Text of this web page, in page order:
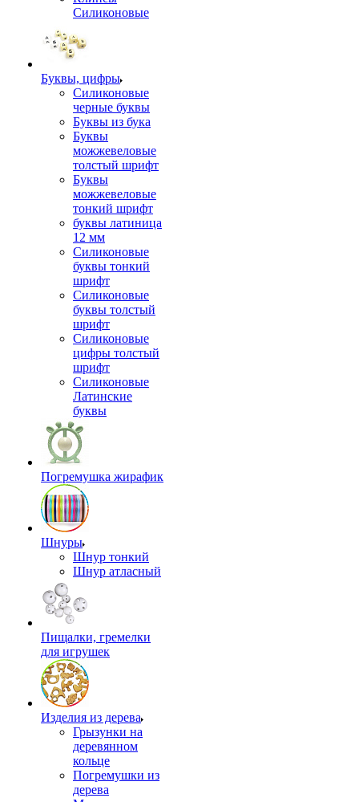
Силиконовые
Буквы, цифры
Силиконовые
черные буквы
Буквы из бука
Буквы
можжевеловые
толстый шрифт
Буквы
можжевеловые
тонкий шрифт
буквы латиница
12 мм
Силиконовые
буквы тонкий
шрифт
Силиконовые
буквы толстый
шрифт
Силиконовые
цифры толстый
шрифт
Силиконовые
Латинские
буквы
Погремушка жирафик
Шнуры
Шнур тонкий
Шнур атласный
Пищалки, гремелки
для игрушек
Изделия из дерева
Грызунки на
деревянном
кольце
Погремушки из
дерева